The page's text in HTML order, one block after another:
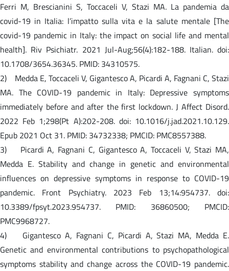
Ferri M, Brescianini S, Toccaceli V, Stazi MA. La pandemia da
covid-19 in Italia: l’impatto sulla vita e la salute mentale [The
covid-19 pandemic in Italy: the impact on social life and mental
health]. Riv Psichiatr. 2021 Jul-Aug;56(4):182-188. Italian. doi:
10.1708/3654.36345. PMID: 34310575.
2) Medda E, Toccaceli V, Gigantesco A, Picardi A, Fagnani C, Stazi
MA. The COVID-19 pandemic in Italy: Depressive symptoms
immediately before and after the first lockdown. J Affect Disord.
2022 Feb 1;298(Pt A):202-208. doi: 10.1016/j.jad.2021.10.129.
Epub 2021 Oct 31. PMID: 34732338; PMCID: PMC8557388.
3) Picardi A, Fagnani C, Gigantesco A, Toccaceli V, Stazi MA,
Medda E. Stability and change in genetic and environmental
influences on depressive symptoms in response to COVID-19
pandemic. Front Psychiatry. 2023 Feb 13;14:954737. doi:
10.3389/fpsyt.2023.954737. PMID: 36860500; PMCID:
PMC9968727.
4) Gigantesco A, Fagnani C, Picardi A, Stazi MA, Medda E.
Genetic and environmental contributions to psychopathological
symptoms stability and change across the COVID-19 pandemic.